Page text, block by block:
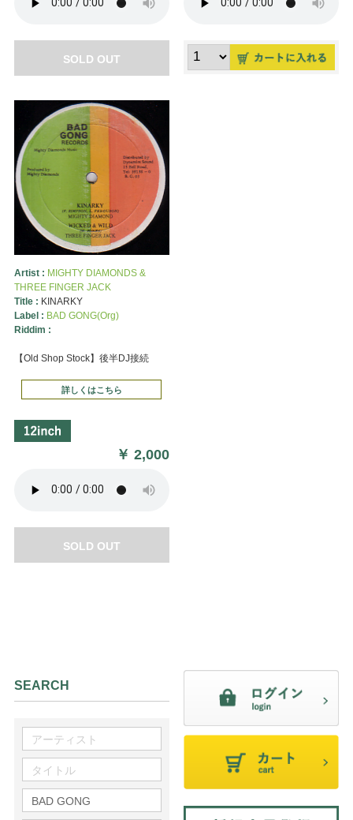
SOLD OUT
Artist : MIGHTY DIAMONDS &
THREE FINGER JACK
Title : KINARKY
Label : BAD GONG(Org)
Riddim :
【Old Shop Stock】後半DJ接続
詳しくはこちら
￥2,000
SOLD OUT
SEARCH